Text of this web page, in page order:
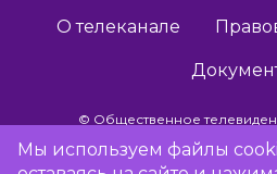
О телеканале
© Общественное
Мы используем файлы